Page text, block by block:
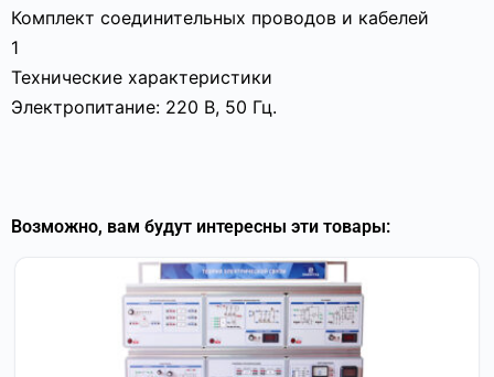
Комплект соединительных проводов и кабелей
1
Технические характеристики
Электропитание: 220 В, 50 Гц.
Возможно, вам будут интересны эти товары: